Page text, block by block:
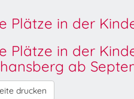
Plätze in der
Plätze in der
ab
drucken